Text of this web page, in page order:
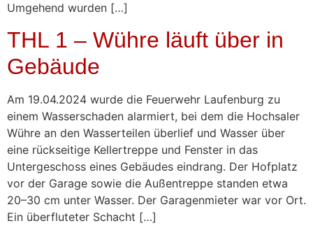
Umgehend wurden […]
THL 1 – Wühre läuft über in
Gebäude
Am 19.04.2024 wurde die Feuerwehr Laufenburg zu
einem Wasserschaden alarmiert, bei dem die Hochsaler
Wühre an den Wasserteilen überlief und Wasser über
eine rückseitige Kellertreppe und Fenster in das
Untergeschoss eines Gebäudes eindrang. Der Hofplatz
vor der Garage sowie die Außentreppe standen etwa
20–30 cm unter Wasser. Der Garagenmieter war vor Ort.
Ein überfluteter Schacht […]